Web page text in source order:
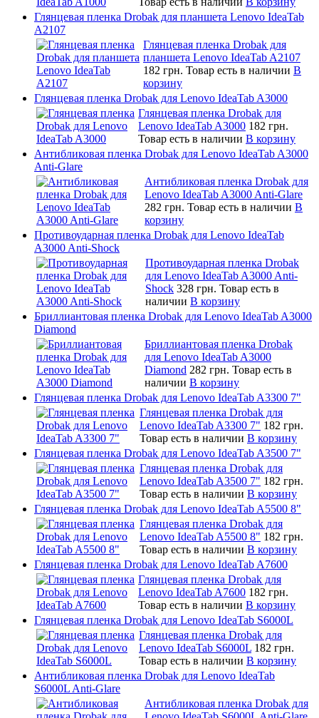
Глянцевая пленка Drobak для планшета Lenovo IdeaTab
A2107
Глянцевая пленка Drobak для
планшета Lenovo IdeaTab A2107
182 грн. Товар есть в наличии В
корзину
Глянцевая пленка Drobak для Lenovo IdeaTab A3000
Глянцевая пленка Drobak для
Lenovo IdeaTab A3000 182 грн.
Товар есть в наличии В корзину
Антибликовая пленка Drobak для Lenovo IdeaTab A3000
Anti-Glare
Антибликовая пленка Drobak для
Lenovo IdeaTab A3000 Anti-Glare
282 грн. Товар есть в наличии В
корзину
Противоударная пленка Drobak для Lenovo IdeaTab
A3000 Anti-Shock
Противоударная пленка Drobak
для Lenovo IdeaTab A3000 Anti-
Shock 328 грн. Товар есть в
наличии В корзину
Бриллиантовая пленка Drobak для Lenovo IdeaTab A3000
Diamond
Бриллиантовая пленка Drobak
для Lenovo IdeaTab A3000
Diamond 282 грн. Товар есть в
наличии В корзину
Глянцевая пленка Drobak для Lenovo IdeaTab A3300 7"
Глянцевая пленка Drobak для
Lenovo IdeaTab A3300 7" 182 грн.
Товар есть в наличии В корзину
Глянцевая пленка Drobak для Lenovo IdeaTab A3500 7"
Глянцевая пленка Drobak для
Lenovo IdeaTab A3500 7" 182 грн.
Товар есть в наличии В корзину
Глянцевая пленка Drobak для Lenovo IdeaTab A5500 8"
Глянцевая пленка Drobak для
Lenovo IdeaTab A5500 8" 182 грн.
Товар есть в наличии В корзину
Глянцевая пленка Drobak для Lenovo IdeaTab A7600
Глянцевая пленка Drobak для
Lenovo IdeaTab A7600 182 грн.
Товар есть в наличии В корзину
Глянцевая пленка Drobak для Lenovo IdeaTab S6000L
Глянцевая пленка Drobak для
Lenovo IdeaTab S6000L 182 грн.
Товар есть в наличии В корзину
Антибликовая пленка Drobak для Lenovo IdeaTab
S6000L Anti-Glare
Антибликовая пленка Drobak для